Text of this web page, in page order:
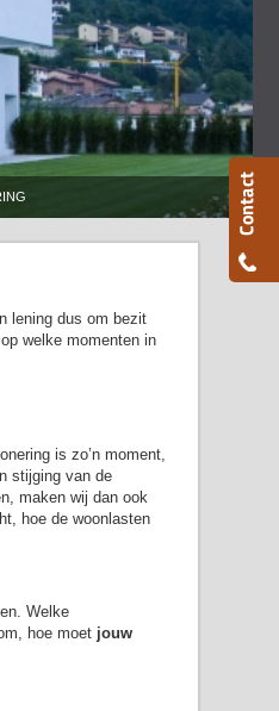
lening dus om bezit
welke momenten in
is zo’n moment,
stijging van de
maken wij dan ook
hoe de woonlasten
Welke
hoe moet jouw